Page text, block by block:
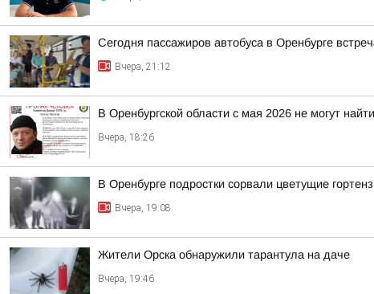
Сегодня пассажиров автобуса в Оренбурге
Вчера, 21:12
В Оренбургской области с мая 2026 не могут
Вчера, 18:26
В Оренбурге подростки сорвали цветущие
Вчера, 19:08
Жители Орска обнаружили тарантула на даче
Вчера, 19:46